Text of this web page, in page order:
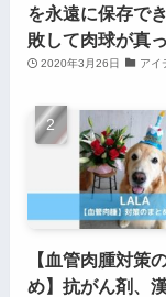
を永遠に保存で
敗して肉球が真
2020年3月26日 アイ
【血管肉腫対策
め】抗がん剤、